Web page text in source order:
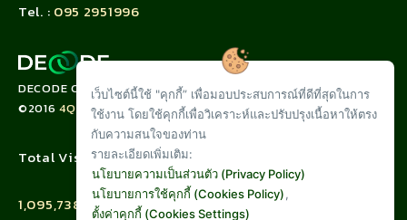
Tel. : 095 2951996
DECODE CORPORATION LIMITED
©20164QUARTER.CO
Total Visit :
1,095,738
เว็บไซต์นี้ใช้ "คุกกี้” เพื่อมอบประสบการณ์ที่ดีที่สุดในการ
ใช้งาน โดยใช้คุกกี้เพื่อวิเคราะห์และปรับปรุงเนื้อหาให้ตรง
กับความสนใจของท่าน
รายละเอียดเพิ่มเติม:
นโยบายความเป็นส่วนตัว (Privacy Policy)
นโยบายการใช้คุกกี้ (Cookies Policy),
ตั้งค่าคุกกี้ (Cookies Settings)